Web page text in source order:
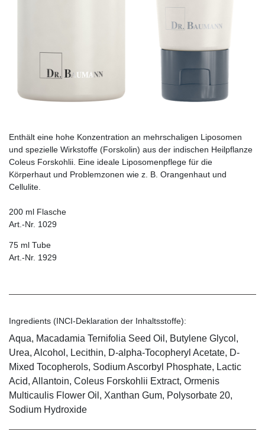
Enthält eine hohe Konzentration an mehrschaligen Liposomen
und spezielle Wirkstoffe (Forskolin) aus der indischen Heilpflanze
Coleus Forskohlii. Eine ideale Liposomenpflege für die
Körperhaut und Problemzonen wie z. B. Orangenhaut und
Cellulite.
200 ml Flasche
Art.-Nr. 1029
75 ml Tube
Art.-Nr. 1929
Ingredients (INCI-Deklaration der Inhaltsstoffe):
Aqua, Macadamia Ternifolia Seed Oil, Butylene Glycol,
Urea, Alcohol, Lecithin, D-alpha-Tocopheryl Acetate, D-
Mixed Tocopherols, Sodium Ascorbyl Phosphate, Lactic
Acid, Allantoin, Coleus Forskohlii Extract, Ormenis
Multicaulis Flower Oil, Xanthan Gum, Polysorbate 20,
Sodium Hydroxide